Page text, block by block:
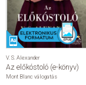
V. S. Alexander
Az előkóstoló (e-könyv)
Mont Blanc válogatás